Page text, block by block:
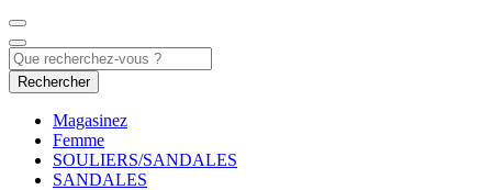
Rechercher
Magasinez
Femme
SOULIERS/SANDALES
SANDALES